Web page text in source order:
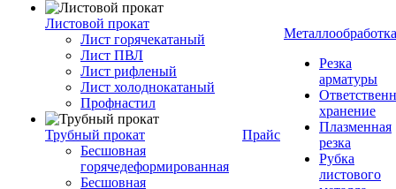
Листовой прокат
Лист горячекатаный
Лист ПВЛ
Лист рифленый
Лист холоднокатаный
Профнастил
Трубный прокат
Бесшовная
горячедеформированная
Бесшовная
Прайс
Металлообработка
Резка
арматуры
хранение
Плазменная
резка
Рубка
листового